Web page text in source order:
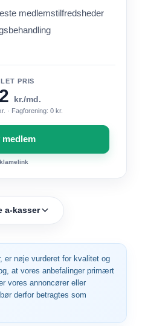
medlemstilfredsheder
PRIS
kr./md.
· Fagforening: 0 kr.
medlem
a-kasser
er nøje vurderet for kvalitet og
at vores anbefalinger primært
vores annoncører eller
derfor betragtes som